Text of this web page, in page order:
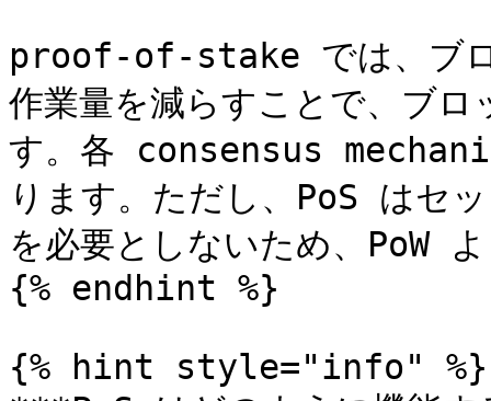
proof-of-stake では、ブロ
作業量を減らすことで、ブ
す。各 consensus
ります。ただし、PoS はセ
を必要としないため、PoW
{% endhint %}
{% hint style="info" %}